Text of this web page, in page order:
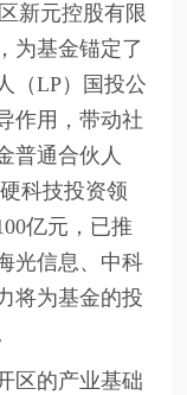
新元控股有限
为基金锚定了
（LP）国投公
作用，带动社
普通合伙人
科技投资领
亿元，已推
光信息、中科
将为基金的投
区的产业基础